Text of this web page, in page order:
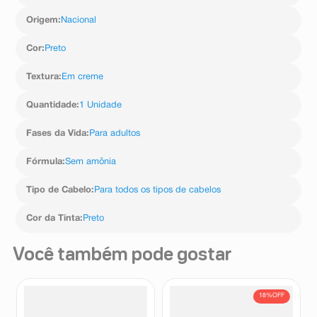
Origem: Nacional
Cor: Preto
Textura: Em creme
Quantidade:1 Unidade
Fases da Vida: Para adultos
Fórmula:Sem amônia
Tipo de Cabelo: Para todos os tipos de cabelos
Cor da Tinta: Preto
Você também pode gostar
18%OFF